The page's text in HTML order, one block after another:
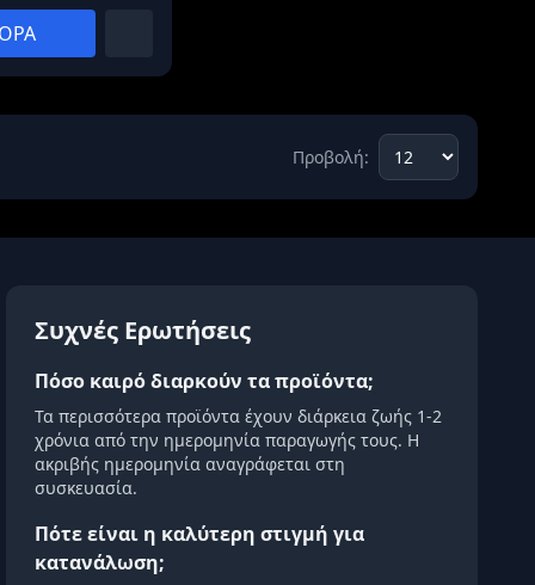
Προβολή:
Συχνές Ερωτήσεις
Πόσο καιρό διαρκούν τα προϊόντα;
Τα περισσότερα προϊόντα έχουν διάρκεια ζωής 1-2
χρόνια από την ημερομηνία παραγωγής τους. Η
ακριβής ημερομηνία αναγράφεται στη
συσκευασία.
Πότε είναι η καλύτερη στιγμή για
κατανάλωση;